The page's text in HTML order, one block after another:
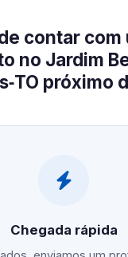
contar com
no Jardim
próximo
Chegada rápida